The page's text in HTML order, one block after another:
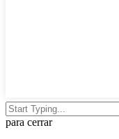
para cerrar